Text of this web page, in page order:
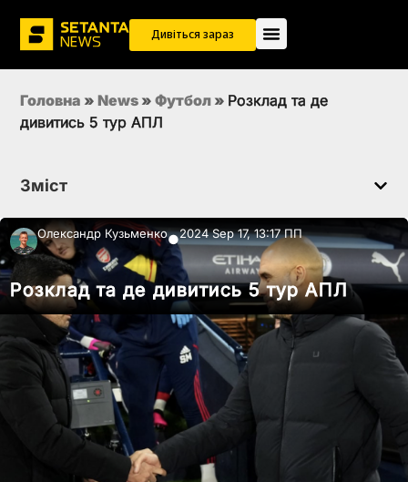
Дивіться зараз
Головна » News » Футбол » Розклад та де
дивитись 5 тур АПЛ
Зміст
Олександр Кузьменко●2024 Sep 17, 13:17 ПП
Розклад та де дивитись 5 тур АПЛ